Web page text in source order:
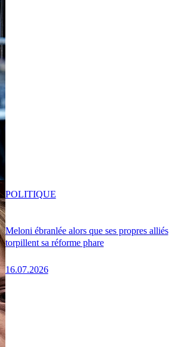
Meloni ébranlée alors que ses propres alliés
torpillent sa réforme phare
16.07.2026
POLITIQUE